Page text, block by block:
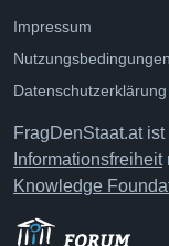
Impressum
Nutzungsbedingungen
Datenschutzerklärung
FragDenStaat.at
Informationsfreiheit
Knowledge